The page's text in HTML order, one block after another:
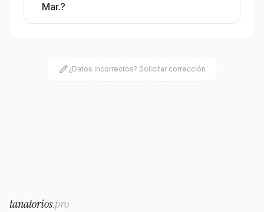
Mar.?
¿Datos incorrectos? Solicitar corrección
tanatorios.pro